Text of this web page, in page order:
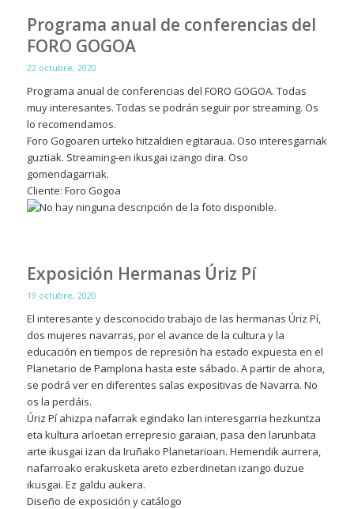
Programa anual de conferencias del
FORO GOGOA
22 octubre, 2020
Programa anual de conferencias del FORO GOGOA. Todas
muy interesantes. Todas se podrán seguir por streaming. Os
lo recomendamos.
Foro Gogoaren urteko hitzaldien egitaraua. Oso interesgarriak
guztiak. Streaming-en ikusgai izango dira. Oso
gomendagarriak.
Cliente: Foro Gogoa
Exposición Hermanas Úriz Pí
19 octubre, 2020
El interesante y desconocido trabajo de las hermanas Úriz Pí,
dos mujeres navarras, por el avance de la cultura y la
educación en tiempos de represión ha estado expuesta en el
Planetario de Pamplona hasta este sábado. A partir de ahora,
se podrá ver en diferentes salas expositivas de Navarra. No
os la perdáis.
Úriz Pí ahizpa nafarrak egindako lan interesgarria hezkuntza
eta kultura arloetan errepresio garaian, pasa den larunbata
arte ikusgai izan da Iruñako Planetarioan. Hemendik aurrera,
nafarroako erakusketa areto ezberdinetan izango duzue
ikusgai. Ez galdu aukera.
Diseño de exposición y catálogo